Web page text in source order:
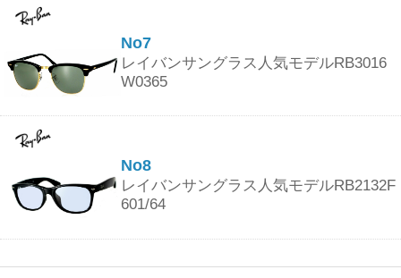
No7
レイバンサングラス人気モデルRB3016
W0365
No8
レイバンサングラス人気モデルRB2132F
601/64